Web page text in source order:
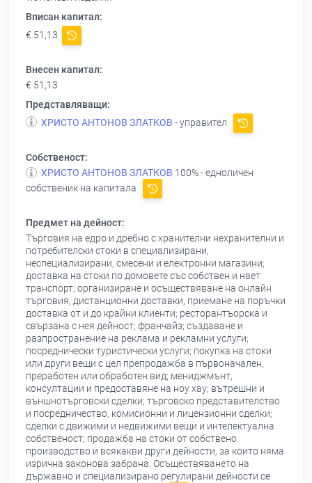
Вписан капитал:
€ 51,13
Внесен капитал:
€ 51,13
Представляващи:
ХРИСТО АНТОНОВ ЗЛАТКОВ - управител
Собственост:
ХРИСТО АНТОНОВ ЗЛАТКОВ 100% - едноличен
собственик на капитала
Предмет на дейност:
Търговия на едро и дребно с хранителни нехранителни и
потребителски стоки в специализирани,
неспециализирани, смесени и електронни магазини;
доставка на стоки по домовете със собствен и нает
транспорт; организиране и осъществяване на онлайн
търговия, дистанционни доставки, приемане на поръчки
доставка от и до крайни клиенти; ресторантъорска и
свързана с нея дейност; франчайз; създаване и
разпространение на реклама и рекламни услуги;
посреднически туристически услуги; покупка на стоки
или други вещи с цел препродажба в първоначален,
преработен или обработен вид; мениджмънт,
консултации и предоставяне на ноу хау; вътрешни и
външнотърговски сделки; търговско представителство
и посредничество, комисионни и лицензионни сделки;
сделки с движими и недвижими вещи и интелектуална
собственост; продажба на стоки от собствено
производство и всякакви други дейности, за които няма
изрична законова забрана. Осъществяването на
държавно и специализирано регулирани дейности се